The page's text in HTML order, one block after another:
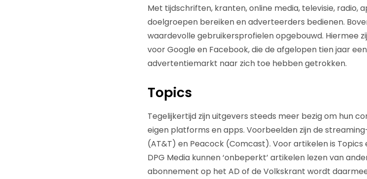
Met tijdschriften, kranten, online media, televisie, radio,
doelgroepen bereiken en adverteerders bedienen.
waardevolle gebruikersprofielen opgebouwd. Hiermee
voor Google en Facebook, die de afgelopen tien jaar
advertentiemarkt naar zich toe hebben getrokken.
Topics
Tegelijkertijd zijn uitgevers steeds meer bezig om hun
eigen platforms en apps. Voorbeelden zijn de
(AT&T) en Peacock (Comcast). Voor artikelen is
DPG Media kunnen ‘onbeperkt’ artikelen lezen van
abonnement op het AD of de Volkskrant wordt